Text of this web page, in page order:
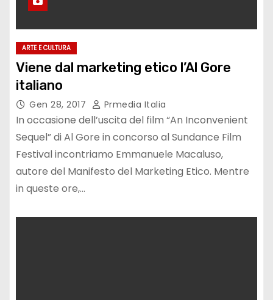
ARTE E CULTURA
Viene dal marketing etico l’Al Gore
italiano
Gen 28, 2017 Prmedia Italia
In occasione dell’uscita del film “An Inconvenient
Sequel” di Al Gore in concorso al Sundance Film
Festival incontriamo Emmanuele Macaluso,
autore del Manifesto del Marketing Etico. Mentre
in queste ore,…